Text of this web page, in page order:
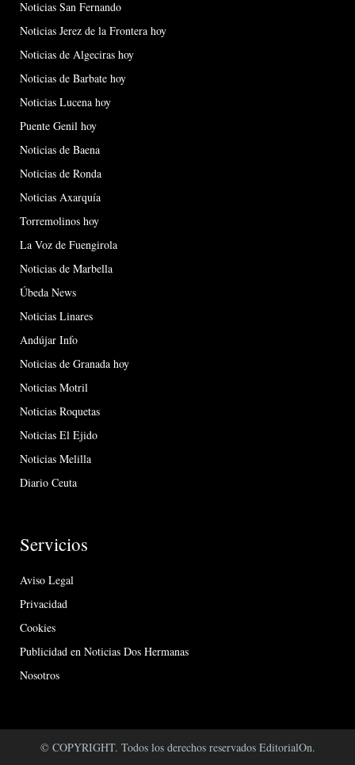
Noticias San Fernando
Noticias Jerez de la Frontera hoy
Noticias de Algeciras hoy
Noticias de Barbate hoy
Noticias Lucena hoy
Puente Genil hoy
Noticias de Baena
Noticias de Ronda
Noticias Axarquía
Torremolinos hoy
La Voz de Fuengirola
Noticias de Marbella
Úbeda News
Noticias Linares
Andújar Info
Noticias de Granada hoy
Noticias Motril
Noticias Roquetas
Noticias El Ejido
Noticias Melilla
Diario Ceuta
Servicios
Aviso Legal
Privacidad
Cookies
Publicidad en Noticias Dos Hermanas
Nosotros
© COPYRIGHT. Todos los derechos reservados EditorialOn.